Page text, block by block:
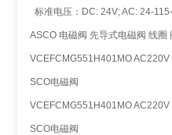
标准电压：DC: 24V; AC: 24-
ASCO 电磁阀 先导式电磁阀 线
VCEFCMG551H401MO
SCO电磁阀
VCEFCMG551H401MO
SCO电磁阀